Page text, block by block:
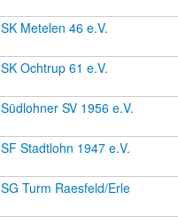
SK Metelen 46 e.V.
SK Ochtrup 61 e.V.
Südlohner SV 1956 e.V.
SF Stadtlohn 1947 e.V.
SG Turm Raesfeld/Erle